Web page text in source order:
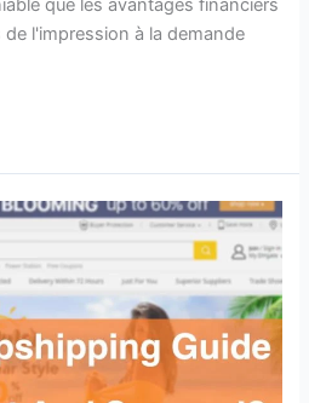
l'impression à la demande